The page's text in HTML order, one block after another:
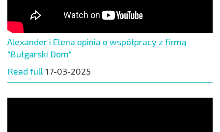
Alexander i Elena opinia o współpracy z firmą
"Bułgarski Dom"
Read full 17-03-2025